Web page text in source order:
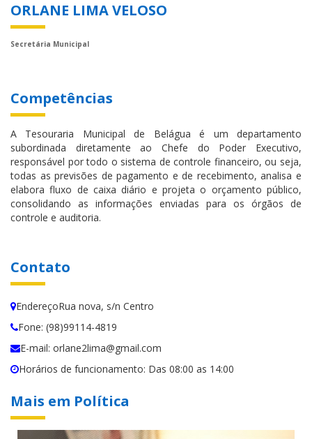
ORLANE LIMA VELOSO
Secretária Municipal
Competências
A Tesouraria Municipal de Belágua é um departamento
subordinada diretamente ao Chefe do Poder Executivo,
responsável por todo o sistema de controle financeiro, ou seja,
todas as previsões de pagamento e de recebimento, analisa e
elabora fluxo de caixa diário e projeta o orçamento público,
consolidando as informações enviadas para os órgãos de
controle e auditoria.
Contato
EndereçoRua nova, s/n Centro
Fone: (98)99114-4819
E-mail: orlane2lima@gmail.com
Horários de funcionamento: Das 08:00 as 14:00
Mais em Política